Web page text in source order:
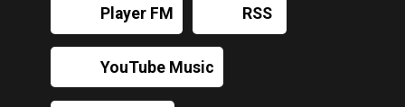
Player FM RSS
YouTube Music